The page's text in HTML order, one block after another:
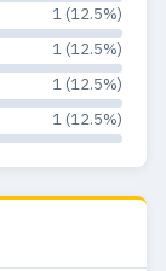
1 (12.5%)
1 (12.5%)
1 (12.5%)
1 (12.5%)